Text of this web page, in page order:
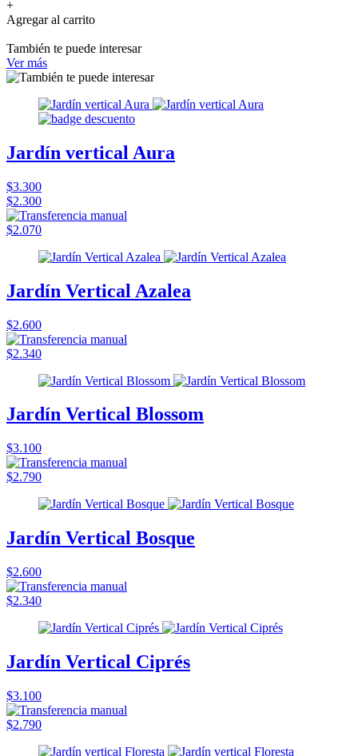
+
Agregar al carrito
También te puede interesar
Ver más
Jardín vertical Aura
$3.300
$2.300
$2.070
Jardín Vertical Azalea
$2.600
$2.340
Jardín Vertical Blossom
$3.100
$2.790
Jardín Vertical Bosque
$2.600
$2.340
Jardín Vertical Ciprés
$3.100
$2.790